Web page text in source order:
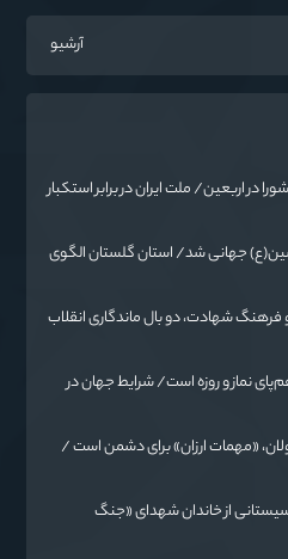
آرشیو
در اربعین/ ملت ایران در برابر استکبار
جهانی شد/ استان گلستان الگوی
فرهنگ شهادت، دو بال ماندگاری انقلاب
نماز و روزه است/ شرایط جهان در
«مهمات ارزان» برای دشمن است /
نمایندگان حضرت آیت‌الله العظمی سیستانی از خاندان شهدای «جنگ